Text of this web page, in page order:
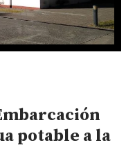
potable a la